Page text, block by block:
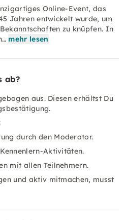
Online-Event, das
Jahren entwickelt wurde, um
zu knüpfen. In
mehr lesen
ab?
aus. Diesen erhältst Du
durch den Moderator.
Aktivitäten.
mit allen Teilnehmern.
und aktiv mitmachen, musst